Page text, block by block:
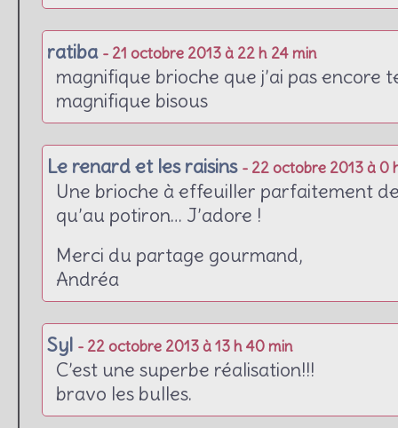
ratiba - 21 octobre 2013 à 22 h 24 min
magnifique brioche que j’ai pas encore
magnifique bisous
Le renard et les raisins - 22 octobre 2013 à 0
Une brioche à effeuiller parfaitement
qu’au potiron… J’adore !
Merci du partage gourmand,
Andréa
Syl - 22 octobre 2013 à 13 h 40 min
C’est une superbe réalisation!!!
bravo les bulles.